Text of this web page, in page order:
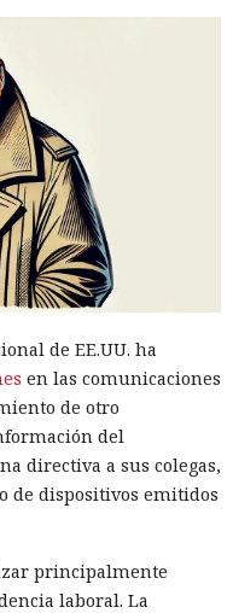
de EE.UU. ha
en las comunicaciones
de otro
del
directiva a sus colegas,
de dispositivos emitidos
principalmente
laboral. La